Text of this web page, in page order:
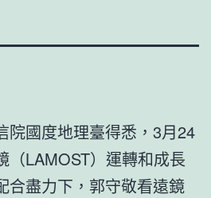
院國度地理臺得悉，3月24
（LAMOST）運轉和成長
合盡力下，郭守敬看遠鏡